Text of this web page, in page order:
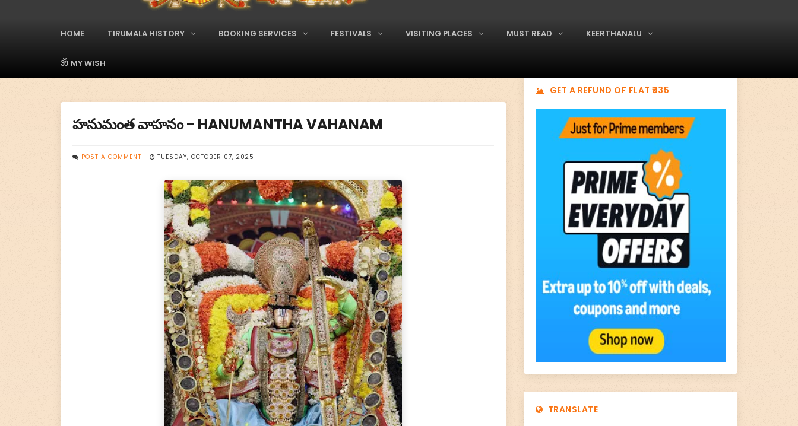
s
M
i
e
HOME TIRUMALA HISTORY BOOKING SERVICES FESTIVALS VISITING PLACES MUST READ KEERTHANALU
ॐ MY WISH
హనుమంత వాహనం - HANUMANTHA VAHANAM
POST A COMMENT TUESDAY, OCTOBER 07, 2025
GET A REFUND OF FLAT ₹335
TRANSLATE